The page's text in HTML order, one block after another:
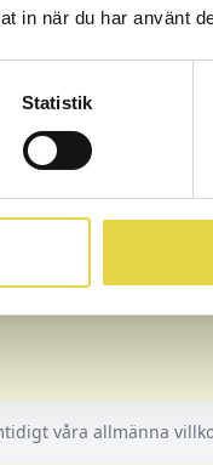
in när du har använt
StatistikKlicka på
tid igen och välj det
finns med,
våra allmänna